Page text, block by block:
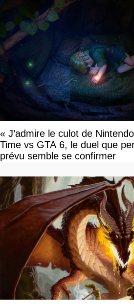
« J’admire le culot de
Time vs GTA 6, le duel que
prévu semble se confirmer